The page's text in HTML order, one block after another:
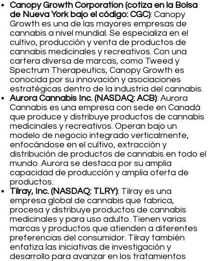
Canopy Growth Corporation (cotiza en la Bolsa
de Nueva York bajo el código: CGC): Canopy
Growth es una de las mayores empresas de
cannabis a nivel mundial. Se especializa en el
cultivo, producción y venta de productos de
cannabis medicinales y recreativos. Con una
cartera diversa de marcas, como Tweed y
Spectrum Therapeutics, Canopy Growth es
conocida por su innovación y asociaciones
estratégicas dentro de la industria del cannabis.
Aurora Cannabis Inc. (NASDAQ: ACB): Aurora
Cannabis es una empresa con sede en Canadá
que produce y distribuye productos de cannabis
medicinales y recreativos. Operan bajo un
modelo de negocio integrado verticalmente,
enfocándose en el cultivo, extracción y
distribución de productos de cannabis en todo el
mundo. Aurora se destaca por su amplia
capacidad de producción y amplia oferta de
productos.
Tilray, Inc. (NASDAQ: TLRY): Tilray es una
empresa global de cannabis que fabrica,
procesa y distribuye productos de cannabis
medicinales y para uso adulto. Tienen varias
marcas y productos que atienden a diferentes
preferencias del consumidor. Tilray también
enfatiza las iniciativas de investigación y
desarrollo para avanzar en los tratamientos